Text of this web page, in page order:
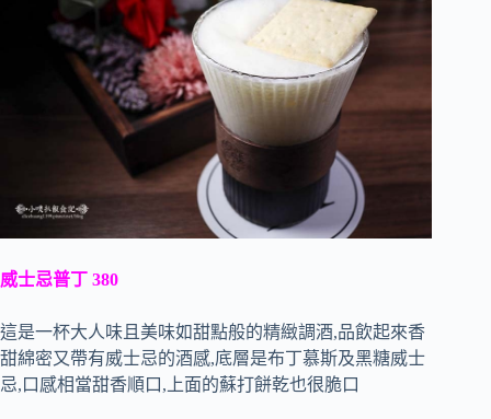
威士忌普丁 380
這是一杯大人味且美味如甜點般的精緻調酒,品飲起來香
甜綿密又帶有威士忌的酒感,底層是布丁慕斯及黑糖威士
忌,口感相當甜香順口,上面的蘇打餅乾也很脆口